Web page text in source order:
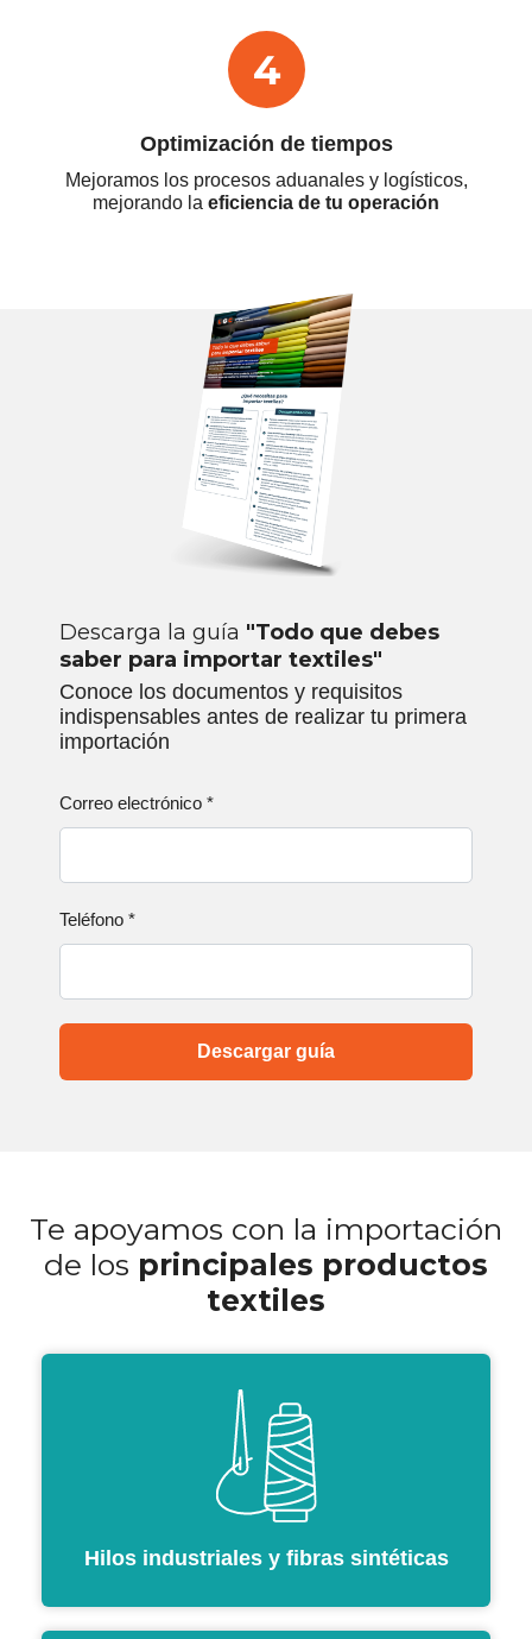
Optimización de tiempos
Mejoramos los procesos aduanales y logísticos,
mejorando la eficiencia de tu operación
Descarga la guía "Todo que debes
saber para importar textiles"
Conoce los documentos y requisitos
indispensables antes de realizar tu primera
importación
Correo electrónico *
Teléfono *
Descargar guía
Te apoyamos con la importación
de los principales productos
textiles
Hilos industriales y fibras sintéticas